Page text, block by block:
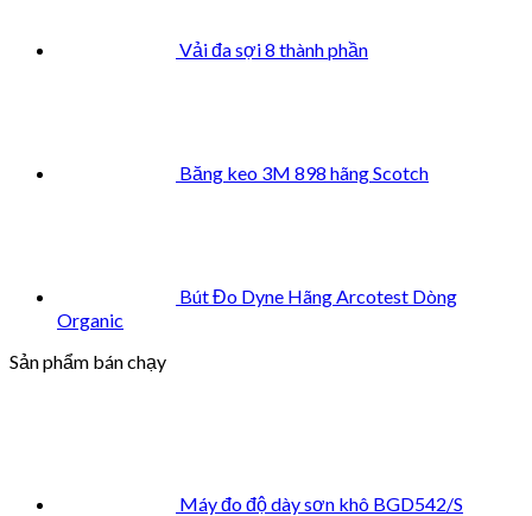
Vải đa sợi 8 thành phần
Băng keo 3M 898 hãng Scotch
Bút Đo Dyne Hãng Arcotest Dòng
Organic
Sản phẩm bán chạy
Máy đo độ dày sơn khô BGD542/S